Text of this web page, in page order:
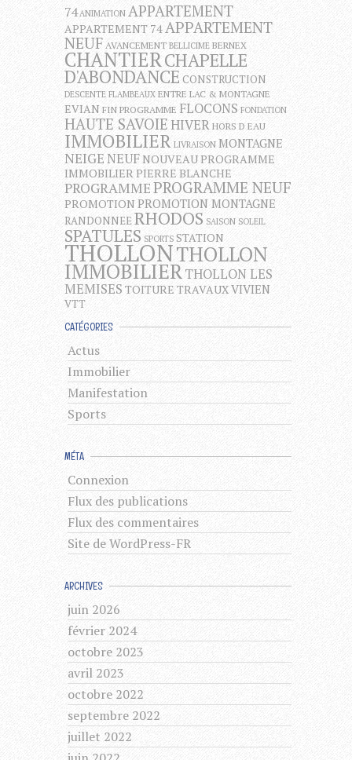
74 ANIMATION APPARTEMENT
APPARTEMENT 74APPARTEMENT
NEUF AVANCEMENT BELLICIME BERNEX
CHANTIERCHAPELLE
D'ABONDANCE CONSTRUCTION
DESCENTE FLAMBEAUX ENTRE LAC & MONTAGNE
EVIAN FIN PROGRAMME FLOCONS FONDATION
HAUTE SAVOIE HIVER HORS D EAU
IMMOBILIER LIVRAISON MONTAGNE
NEIGENEUFNOUVEAU PROGRAMME
IMMOBILIER PIERRE BLANCHE
PROGRAMMEPROGRAMME NEUF
PROMOTION PROMOTION MONTAGNE
RANDONNEERHODOS SAISON SOLEIL
SPATULES SPORTS STATION
THOLLONTHOLLON
IMMOBILIERTHOLLON LES
MEMISES TOITURE TRAVAUXVIVIEN
VTT
CATÉGORIES
Actus
Immobilier
Manifestation
Sports
MÉTA
Connexion
Flux des publications
Flux des commentaires
Site de WordPress-FR
ARCHIVES
juin 2026
février 2024
octobre 2023
avril 2023
octobre 2022
septembre 2022
juillet 2022